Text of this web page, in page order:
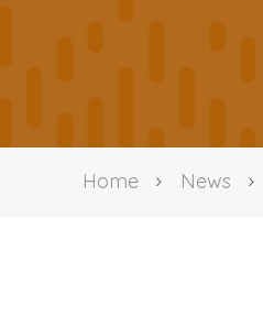
Home News